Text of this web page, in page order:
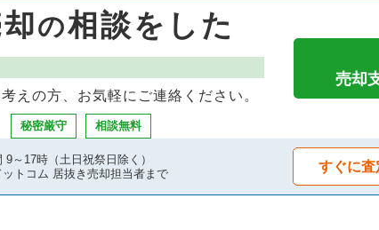
の案件一覧
の案件一覧
案件一覧
案件一覧
の案件一覧
一覧
件の案件一覧
一覧
一覧
売却物件の案件一覧
の居抜き売却物件の案件一覧
件一覧
居抜き売却物件の案件一覧
件一覧
の相談をした
えの方、お気軽にご連絡ください。
秘密厳守 相談無料
売却
～17時（土日祝祭日除く）
トコム 居抜き売却担当者まで
すぐに査